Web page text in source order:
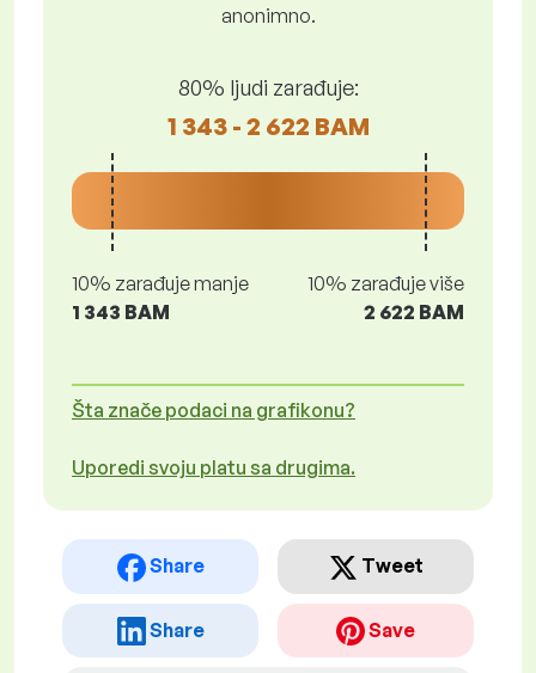
anonimno.
80% ljudi zarađuje:
1 343 - 2 622 BAM
10% zarađuje manje
1 343 BAM
10% zarađuje više
2 622 BAM
Šta znače podaci na grafikonu?
Uporedi svoju platu sa drugima.
Share Tweet
Share Save